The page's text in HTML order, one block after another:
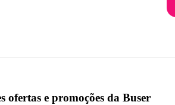
ofertas e promoções da Buser